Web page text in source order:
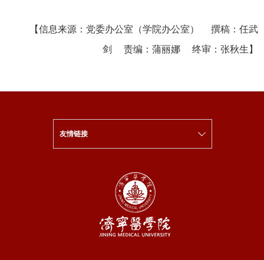
【信息来源：党委办公室（学院办公室） 撰稿：任武
剑 责编：蒲丽娜 终审：张秋生】
友情链接